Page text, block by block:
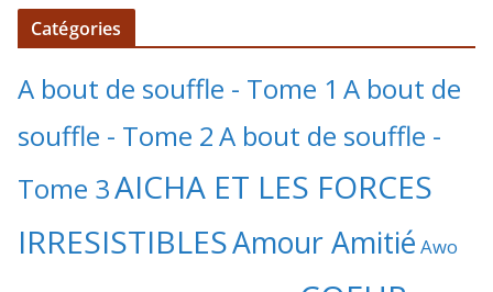
Catégories
A bout de souffle - Tome 1 A bout de
souffle - Tome 2A bout de souffle -
Tome 3AICHA ET LES FORCES
IRRESISTIBLESAmour Amitié Awo